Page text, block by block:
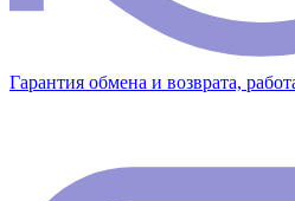
Гарантия обмена и возврата,